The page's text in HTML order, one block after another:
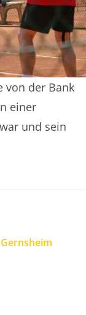
von der Bank
einer
und sein